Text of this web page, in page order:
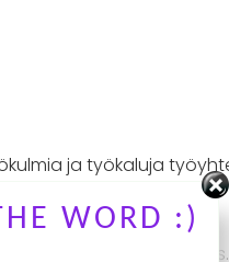
ja työkaluja
konfliktit ja johtajuus.
WORD :)